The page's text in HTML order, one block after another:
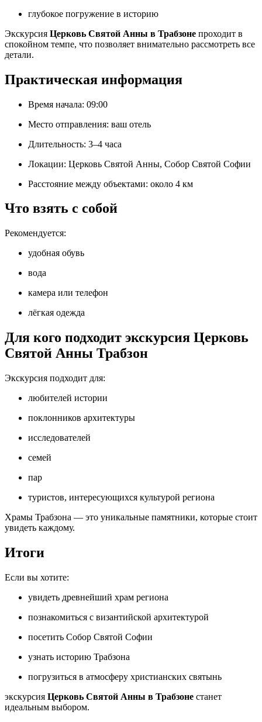
глубокое погружение в историю
Экскурсия Церковь Святой Анны в Трабзоне проходит в
спокойном темпе, что позволяет внимательно рассмотреть все
детали.
Практическая информация
Время начала: 09:00
Место отправления: ваш отель
Длительность: 3–4 часа
Локации: Церковь Святой Анны, Собор Святой Софии
Расстояние между объектами: около 4 км
Что взять с собой
Рекомендуется:
удобная обувь
вода
камера или телефон
лёгкая одежда
Для кого подходит экскурсия Церковь
Святой Анны Трабзон
Экскурсия подходит для:
любителей истории
поклонников архитектуры
исследователей
семей
пар
туристов, интересующихся культурой региона
Храмы Трабзона — это уникальные памятники, которые стоит
увидеть каждому.
Итоги
Если вы хотите:
увидеть древнейший храм региона
познакомиться с византийской архитектурой
посетить Собор Святой Софии
узнать историю Трабзона
погрузиться в атмосферу христианских святынь
экскурсия Церковь Святой Анны в Трабзоне станет
идеальным выбором.